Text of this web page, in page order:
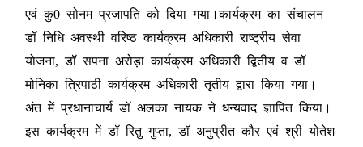
एवं कु0 सोनम प्रजापति को दिया गया।कार्यक्रम का संचालन
डॉ निधि अवस्थी वरिष्ठ कार्यक्रम अधिकारी राष्ट्रीय सेवा
योजना, डॉ सपना अरोड़ा कार्यक्रम अधिकारी द्वितीय व डॉ
मोनिका त्रिपाठी कार्यक्रम अधिकारी तृतीय द्वारा किया गया।
अंत में प्रधानाचार्य डॉ अलका नायक ने धन्यवाद ज्ञापित किया।
इस कार्यक्रम में डॉ रितु गुप्ता, डॉ अनुप्रीत कौर एवं श्री योतेश